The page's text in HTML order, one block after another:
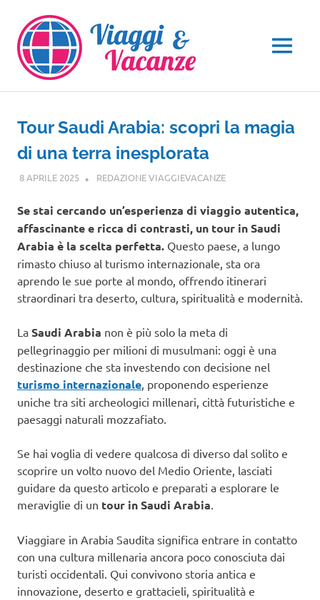
contenuto
MENU
Tour Saudi Arabia: scopri la magia
di una terra inesplorata
8 APRILE 2025 REDAZIONE VIAGGIEVACANZEVIAGGI NEL MONDO
Se stai cercando un’esperienza di viaggio autentica,
affascinante e ricca di contrasti, un tour in Saudi
Arabia è la scelta perfetta. Questo paese, a lungo
rimasto chiuso al turismo internazionale, sta ora
aprendo le sue porte al mondo, offrendo itinerari
straordinari tra deserto, cultura, spiritualità e modernità.
La Saudi Arabia non è più solo la meta di
pellegrinaggio per milioni di musulmani: oggi è una
destinazione che sta investendo con decisione nel
turismo internazionale, proponendo esperienze
uniche tra siti archeologici millenari, città futuristiche e
paesaggi naturali mozzafiato.
Se hai voglia di vedere qualcosa di diverso dal solito e
scoprire un volto nuovo del Medio Oriente, lasciati
guidare da questo articolo e preparati a esplorare le
meraviglie di un tour in Saudi Arabia.
Viaggiare in Arabia Saudita significa entrare in contatto
con una cultura millenaria ancora poco conosciuta dai
turisti occidentali. Qui convivono storia antica e
innovazione, deserto e grattacieli, spiritualità e